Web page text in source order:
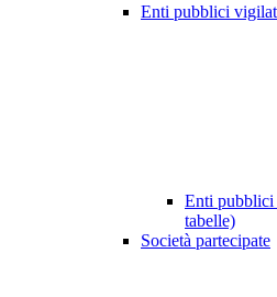
Enti pubblici
Enti pubblici
tabelle)
Società partecipate